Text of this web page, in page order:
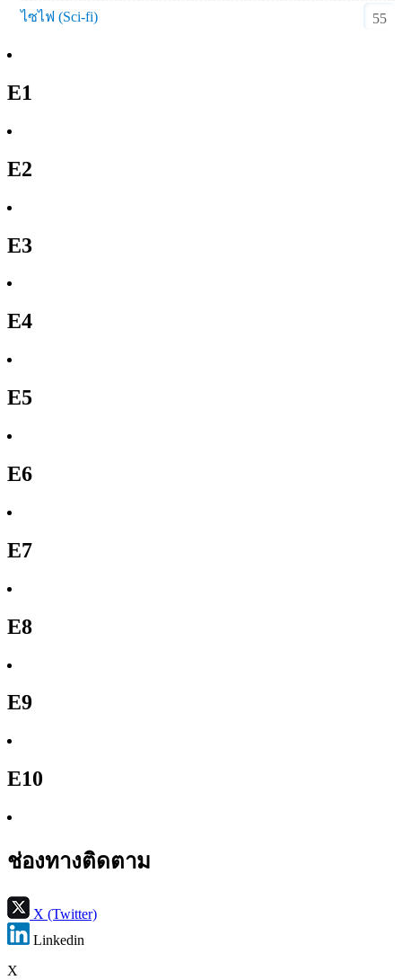
ไซไฟ (Sci-fi)
55
E1
E2
E3
E4
E5
E6
E7
E8
E9
E10
ช่องทางติดตาม
X (Twitter)
Linkedin
X